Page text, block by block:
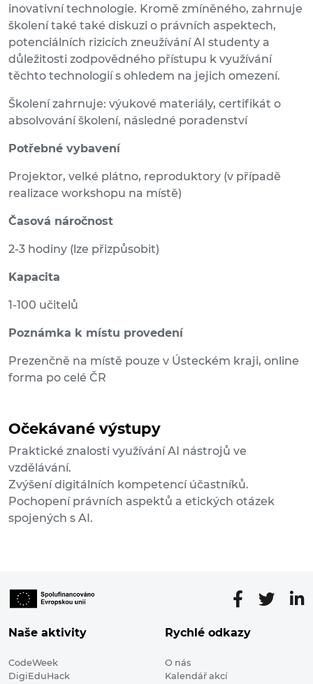
inovativní technologie. Kromě zmíněného, zahrnuje
školení také také diskuzi o právních aspektech,
potenciálních rizicích zneužívání AI studenty a
důležitosti zodpovědného přístupu k využívání
těchto technologií s ohledem na jejich omezení.
Školení zahrnuje: výukové materiály, certifikát o
absolvování školení, následné poradenství
Potřebné vybavení
Projektor, velké plátno, reproduktory (v případě
realizace workshopu na místě)
Časová náročnost
2-3 hodiny (lze přizpůsobit)
Kapacita
1-100 učitelů
Poznámka k místu provedení
Prezenčně na místě pouze v Ústeckém kraji, online
forma po celé ČR
Očekávané výstupy
Praktické znalosti využívání AI nástrojů ve
vzdělávání.
Zvýšení digitálních kompetencí účastníků.
Pochopení právních aspektů a etických otázek
spojených s AI.
Naše aktivity
CodeWeek
DigiEduHack
Rychlé odkazy
O nás
Kalendář akcí